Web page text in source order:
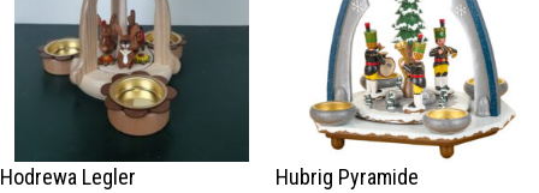
Hodrewa Legler
Hubrig Pyramide